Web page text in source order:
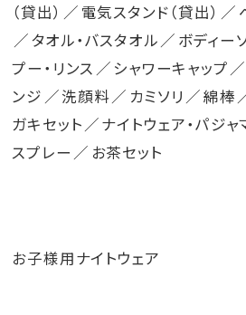
（貸出）
電気スタンド（貸出）
タオル・バスタオル
ボディー
プー・リンス
シャワーキャップ
ンジ
洗顔料 カミソリ 綿棒
ガキセット
ナイトウェア・パジャ
スプレー
お茶セット
お子様用ナイトウェア